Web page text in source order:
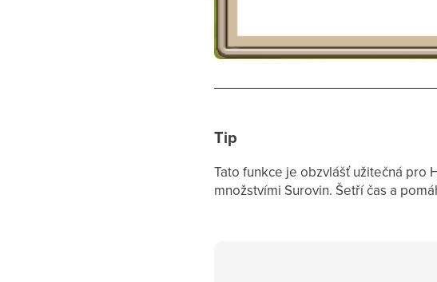
Tip
Tato funkce je obzvlášť užitečná pro
množstvími Surovin. Šetří čas a